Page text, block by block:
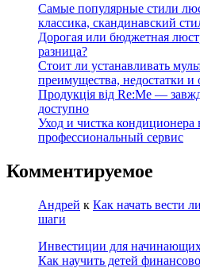
Самые популярные стили
классика, скандинавский
Дорогая или бюджетная
разница?
Стоит ли устанавливать
преимущества, недостатки и
Продукція від Re:Me —
доступно
Уход и чистка кондиционера
профессиональный сервис
Комментируемое
Андрей к Как начать вести
шаги
Инвестиции для
Как научить детей